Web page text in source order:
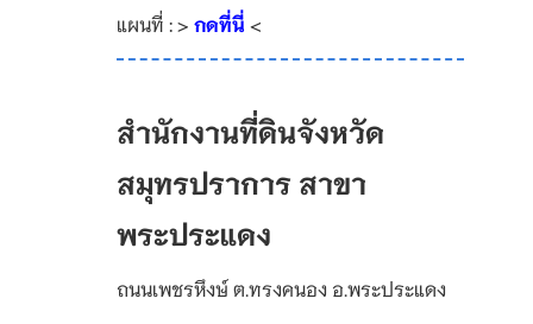
แผนที่ : > กดที่นี่ <
สำนักงานที่ดินจังหวัด
สมุทรปราการ สาขา
พระประแดง
ถนนเพชรหึงษ์ ต.ทรงคนอง อ.พระประแดง